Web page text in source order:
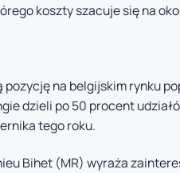
koszty szacuje się na
na belgijskim rynku
dzieli po 50 procent
tego roku.
Bihet (MR) wyraża